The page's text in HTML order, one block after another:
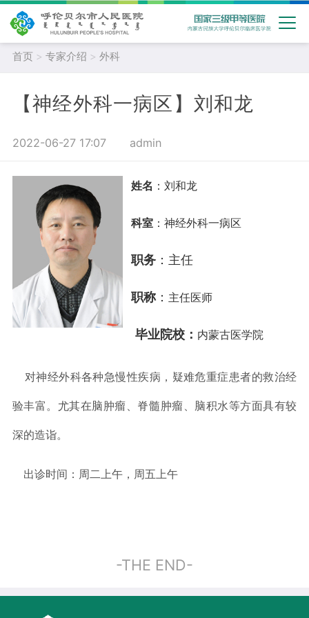
首页 > 专家介绍 > 外科
【神经外科一病区】刘和龙
2022-06-27 17:07 admin
姓名 ： 刘和龙
科室： 神经外科一病区
职务：主任
职称： 主任医师
毕业院校： 内蒙古医学院
对神经外科各种急慢性疾病，疑难危重症患者的救治经
验丰富。尤其在脑肿瘤、脊髓肿瘤、脑积水等方面具有较
深的造诣。
出诊时间：周二上午，周五上午
-THE END-